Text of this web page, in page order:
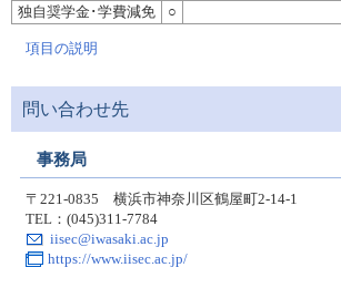
独自奨学金･学費減免
○
項目の説明
問い合わせ先
事務局
〒221-0835 横浜市神奈川区鶴屋町2-14-1
TEL：(045)311-7784
iisec@iwasaki.ac.jp
https://www.iisec.ac.jp/